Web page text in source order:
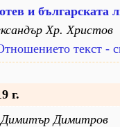
и българската
Хр. Христов
текст -
г.
Димитров